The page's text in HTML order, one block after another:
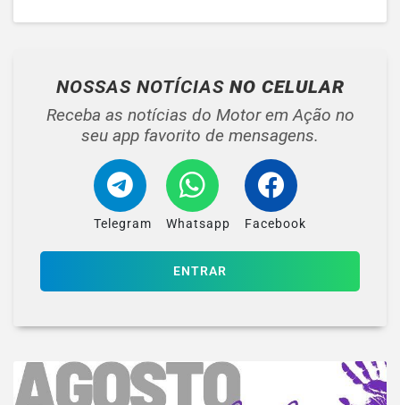
NOSSAS NOTÍCIAS NO CELULAR
Receba as notícias do Motor em Ação no
seu app favorito de mensagens.
Telegram Whatsapp Facebook
ENTRAR